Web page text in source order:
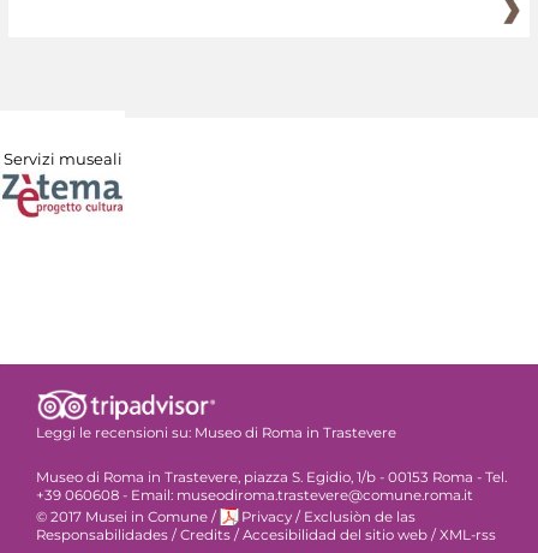
Servizi museali
Leggi le recensioni su: Museo di Roma in Trastevere
Museo di Roma in Trastevere, piazza S. Egidio, 1/b - 00153 Roma - Tel.
+39 060608 - Email: museodiroma.trastevere@comune.roma.it
© 2017 Musei in Comune / Privacy / Exclusiòn de las
Responsabilidades / Credits / Accesibilidad del sitio web / XML-rss